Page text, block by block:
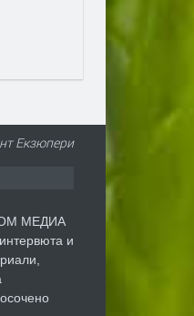
Екзюпери
МЕДИА
и